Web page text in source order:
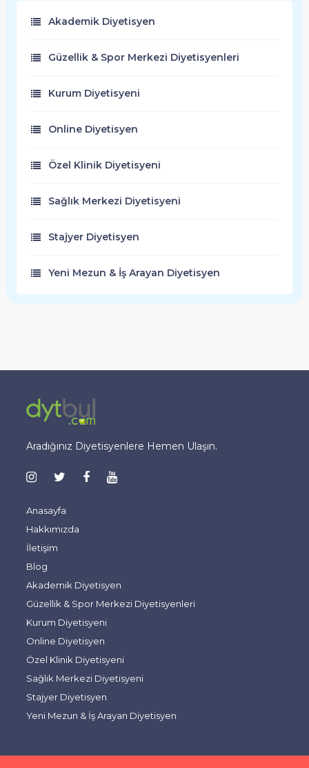
Akademik Diyetisyen
Güzellik & Spor Merkezi Diyetisyenleri
Kurum Diyetisyeni
Online Diyetisyen
Özel Klinik Diyetisyeni
Sağlık Merkezi Diyetisyeni
Stajyer Diyetisyen
Yeni Mezun & İş Arayan Diyetisyen
Aradığınız Diyetisyenlere Hemen Ulaşın.
Anasayfa
Hakkımızda
İletişim
Blog
Akademik Diyetisyen
Güzellik & Spor Merkezi Diyetisyenleri
Kurum Diyetisyeni
Online Diyetisyen
Özel Klinik Diyetisyeni
Sağlık Merkezi Diyetisyeni
Stajyer Diyetisyen
Yeni Mezun & İş Arayan Diyetisyen